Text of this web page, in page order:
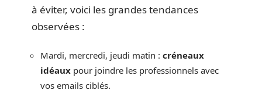
à éviter, voici les grandes tendances
observées :
Mardi, mercredi, jeudi matin : créneaux
idéaux pour joindre les professionnels avec
vos emails ciblés.